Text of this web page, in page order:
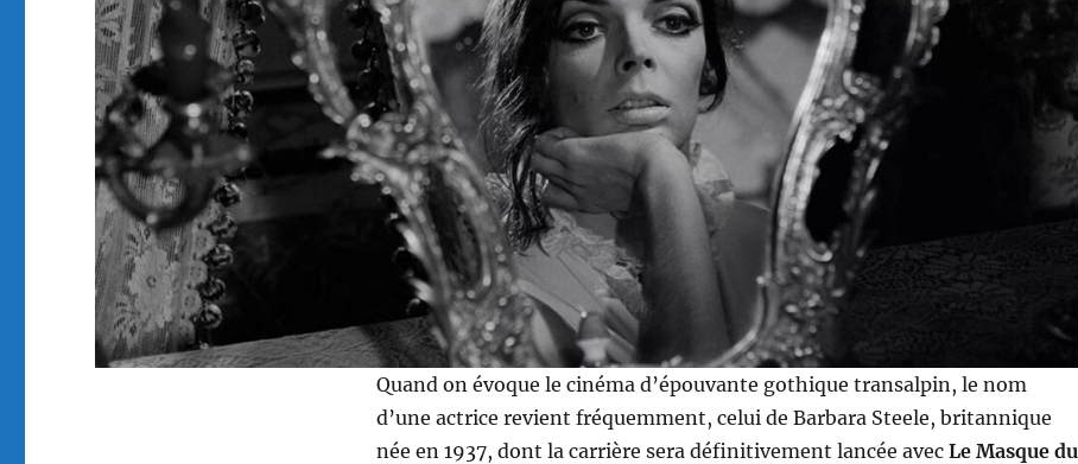
Quand on évoque le cinéma d’épouvante gothique transalpin, le nom
d’une actrice revient fréquemment, celui de Barbara Steele, britannique
née en 1937, dont la carrière sera définitivement lancée avec Le Masque du